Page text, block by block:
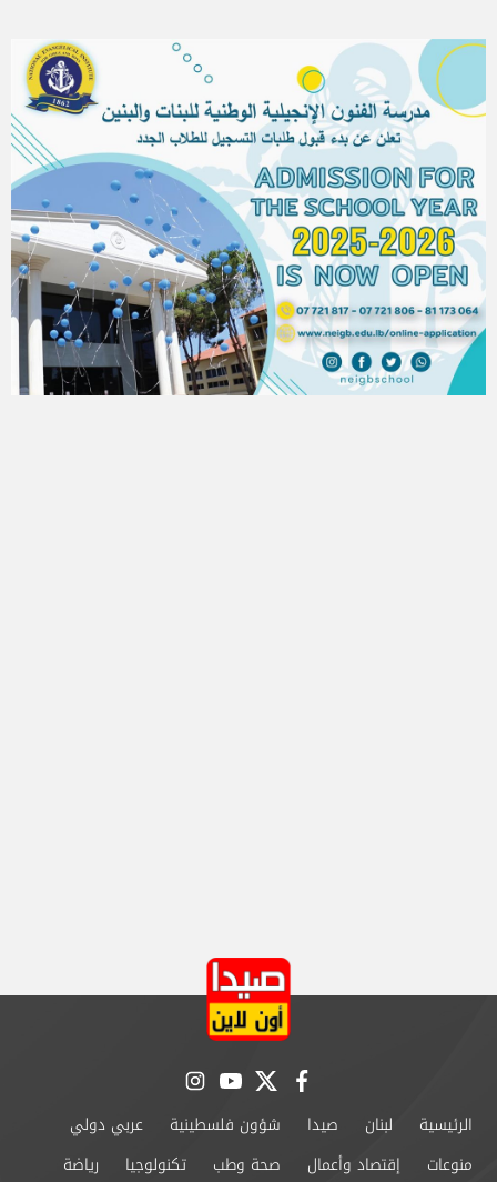
facebook
twitter
youtube
instagram
الرئيسية لبنان صيدا شؤون فلسطينية
عربي دولي
منوعات
إقتصاد وأعمال صحة وطب تكنولوجيا رياضة